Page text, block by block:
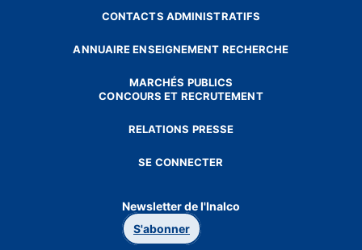
CONTACTS ADMINISTRATIFS
ANNUAIRE ENSEIGNEMENT RECHERCHE
MARCHÉS PUBLICS
CONCOURS ET RECRUTEMENT
RELATIONS PRESSE
SE CONNECTER
Newsletter de l'Inalco
S'abonner